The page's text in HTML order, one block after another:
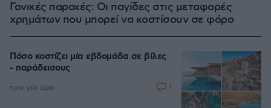
Γονικές παροχές: Οι παγίδες στις μεταφορές
χρημάτων που μπορεί να κοστίσουν σε φόρο
Πόσο κοστίζει μία εβδομάδα σε βίλες
- παράδεισους
πριν μία ώρα 1